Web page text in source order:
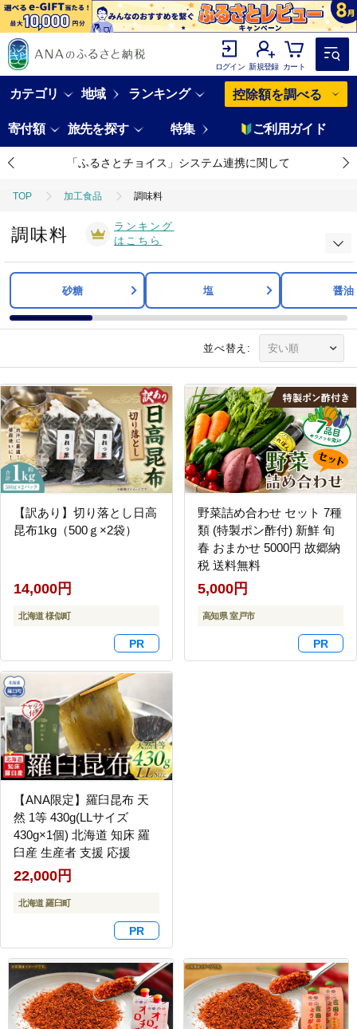
ログイン 新規登録 カート
カテゴリ 地域 ランキング 控除額を調べる
寄付額 旅先を探す 特集 ご利用ガイド
「ふるさとチョイス」システム連携に関して
TOP 加工食品 調味料
調味料
ランキング
はこちら
砂糖 塩 醤油
並べ替え:
【訳あり】切り落とし日高
昆布1kg（500ｇ×2袋）
14,000円
北海道 様似町
野菜詰め合わせ セット 7種
類 (特製ポン酢付) 新鮮 旬
春 おまかせ 5000円 故郷納
税 送料無料
5,000円
高知県 室戸市
【ANA限定】羅臼昆布 天
然 1等 430g(LLサイズ
430g×1個) 北海道 知床 羅
臼産 生産者 支援 応援
22,000円
北海道 羅臼町